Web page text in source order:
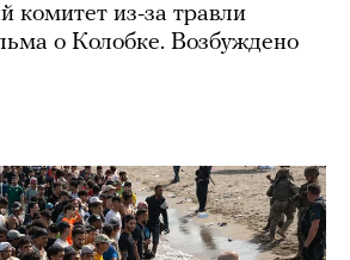
комитет из-за травли
о Колобке. Возбуждено